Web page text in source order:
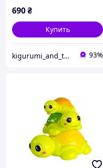
690₴
Купить
kigurumi_and_toys 93%